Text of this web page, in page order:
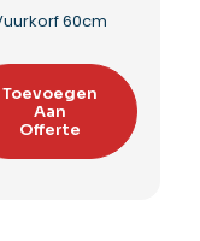
60cm
Toevoegen
Aan
Offerte